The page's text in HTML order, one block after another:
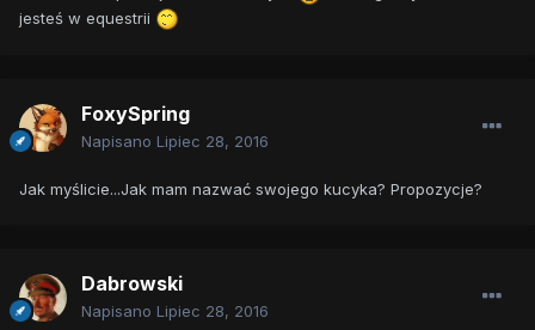
jesteś w equestrii
FoxySpring
Napisano Lipiec 28, 2016
Jak myślicie...Jak mam nazwać swojego kucyka? Propozycje?
Dabrowski
Napisano Lipiec 28, 2016